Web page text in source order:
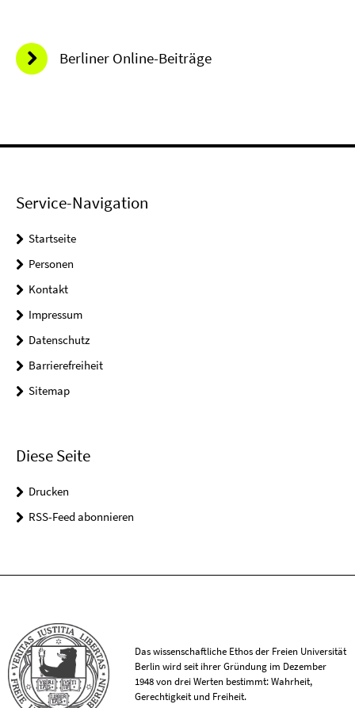
Berliner Online-Beiträge
Service-Navigation
Startseite
Personen
Kontakt
Impressum
Datenschutz
Barrierefreiheit
Sitemap
Diese Seite
Drucken
RSS-Feed abonnieren
Das wissenschaftliche Ethos der Freien Universität
Berlin wird seit ihrer Gründung im Dezember
1948 von drei Werten bestimmt: Wahrheit,
Gerechtigkeit und Freiheit.